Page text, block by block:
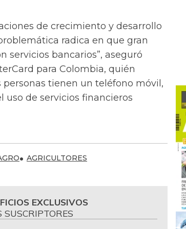
de crecimiento y desarrollo
radica en que gran
servicios bancarios”, aseguró
para Colombia, quién
tienen un teléfono móvil,
de servicios financieros
AGRICULTORES
EXCLUSIVOS